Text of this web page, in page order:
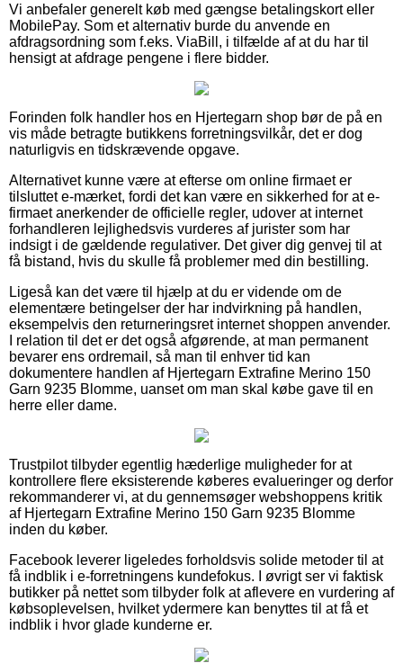
Vi anbefaler generelt køb med gængse betalingskort eller
MobilePay. Som et alternativ burde du anvende en
afdragsordning som f.eks. ViaBill, i tilfælde af at du har til
hensigt at afdrage pengene i flere bidder.
Forinden folk handler hos en Hjertegarn shop bør de på en
vis måde betragte butikkens forretningsvilkår, det er dog
naturligvis en tidskrævende opgave.
Alternativet kunne være at efterse om online firmaet er
tilsluttet e-mærket, fordi det kan være en sikkerhed for at e-
firmaet anerkender de officielle regler, udover at internet
forhandleren lejlighedsvis vurderes af jurister som har
indsigt i de gældende regulativer. Det giver dig genvej til at
få bistand, hvis du skulle få problemer med din bestilling.
Ligeså kan det være til hjælp at du er vidende om de
elementære betingelser der har indvirkning på handlen,
eksempelvis den returneringsret internet shoppen anvender.
I relation til det er det også afgørende, at man permanent
bevarer ens ordremail, så man til enhver tid kan
dokumentere handlen af Hjertegarn Extrafine Merino 150
Garn 9235 Blomme, uanset om man skal købe gave til en
herre eller dame.
Trustpilot tilbyder egentlig hæderlige muligheder for at
kontrollere flere eksisterende køberes evalueringer og derfor
rekommanderer vi, at du gennemsøger webshoppens kritik
af Hjertegarn Extrafine Merino 150 Garn 9235 Blomme
inden du køber.
Facebook leverer ligeledes forholdsvis solide metoder til at
få indblik i e-forretningens kundefokus. I øvrigt ser vi faktisk
butikker på nettet som tilbyder folk at aflevere en vurdering af
købsoplevelsen, hvilket ydermere kan benyttes til at få et
indblik i hvor glade kunderne er.